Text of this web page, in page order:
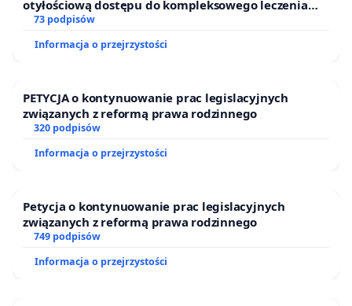
otyłościową dostępu do kompleksowego leczenia
oraz programów profilaktycznych.
73 podpisów
Informacja o przejrzystości
PETYCJA o kontynuowanie prac legislacyjnych
związanych z reformą prawa rodzinnego
320 podpisów
Informacja o przejrzystości
Petycja o kontynuowanie prac legislacyjnych
związanych z reformą prawa rodzinnego
749 podpisów
Informacja o przejrzystości